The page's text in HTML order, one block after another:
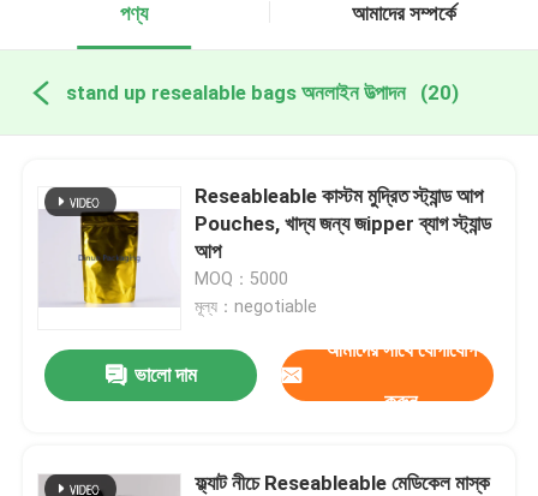
পণ্য আমাদের সম্পর্কে
stand up resealable bags অনলাইন উত্পাদন (20)
Reseableable কাস্টম মুদ্রিত স্ট্যান্ড আপ
Pouches, খাদ্য জন্য জipper ব্যাগ স্ট্যান্ড
আপ
MOQ：5000
মূল্য：negotiable
ভালো দাম
আমাদের সাথে যোগাযোগ
করুন
ফ্ল্যাট নীচে Reseableable মেডিকেল মাস্ক